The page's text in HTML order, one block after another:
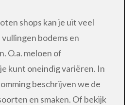
shops kan je uit veel
bodems en
O.a. meloen of
kunt oneindig variëren. In
beschrijven we de
en smaken. Of bekijk